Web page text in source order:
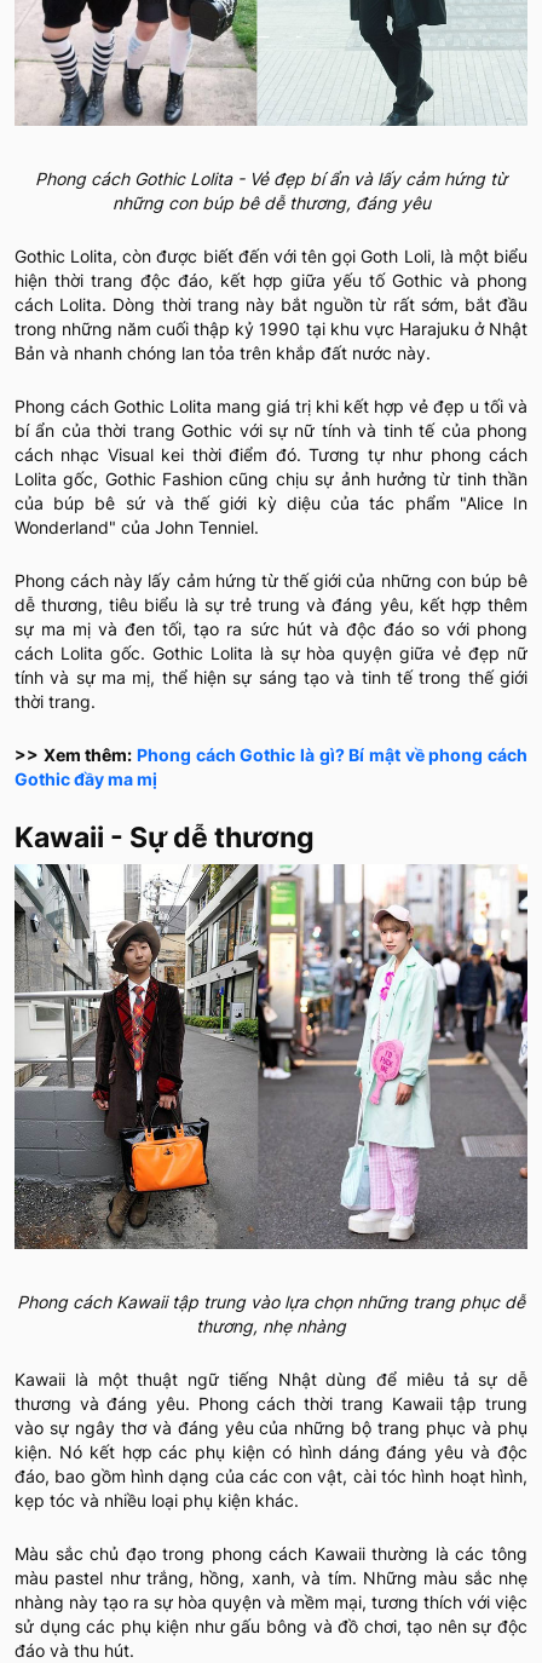
Phong cách Gothic Lolita - Vẻ đẹp bí ẩn và lấy cảm hứng từ
những con búp bê dễ thương, đáng yêu
Gothic Lolita, còn được biết đến với tên gọi Goth Loli, là một biểu
hiện thời trang độc đáo, kết hợp giữa yếu tố Gothic và phong
cách Lolita. Dòng thời trang này bắt nguồn từ rất sớm, bắt đầu
trong những năm cuối thập kỷ 1990 tại khu vực Harajuku ở Nhật
Bản và nhanh chóng lan tỏa trên khắp đất nước này.
Phong cách Gothic Lolita mang giá trị khi kết hợp vẻ đẹp u tối và
bí ẩn của thời trang Gothic với sự nữ tính và tinh tế của phong
cách nhạc Visual kei thời điểm đó. Tương tự như phong cách
Lolita gốc, Gothic Fashion cũng chịu sự ảnh hưởng từ tinh thần
của búp bê sứ và thế giới kỳ diệu của tác phẩm "Alice In
Wonderland" của John Tenniel.
Phong cách này lấy cảm hứng từ thế giới của những con búp bê
dễ thương, tiêu biểu là sự trẻ trung và đáng yêu, kết hợp thêm
sự ma mị và đen tối, tạo ra sức hút và độc đáo so với phong
cách Lolita gốc. Gothic Lolita là sự hòa quyện giữa vẻ đẹp nữ
tính và sự ma mị, thể hiện sự sáng tạo và tinh tế trong thế giới
thời trang.
>> Xem thêm: Phong cách Gothic là gì? Bí mật về phong cách
Gothic đầy ma mị
Kawaii - Sự dễ thương
Phong cách Kawaii tập trung vào lựa chọn những trang phục dễ
thương, nhẹ nhàng
Kawaii là một thuật ngữ tiếng Nhật dùng để miêu tả sự dễ
thương và đáng yêu. Phong cách thời trang Kawaii tập trung
vào sự ngây thơ và đáng yêu của những bộ trang phục và phụ
kiện. Nó kết hợp các phụ kiện có hình dáng đáng yêu và độc
đáo, bao gồm hình dạng của các con vật, cài tóc hình hoạt hình,
kẹp tóc và nhiều loại phụ kiện khác.
Màu sắc chủ đạo trong phong cách Kawaii thường là các tông
màu pastel như trắng, hồng, xanh, và tím. Những màu sắc nhẹ
nhàng này tạo ra sự hòa quyện và mềm mại, tương thích với việc
sử dụng các phụ kiện như gấu bông và đồ chơi, tạo nên sự độc
đáo và thu hút.